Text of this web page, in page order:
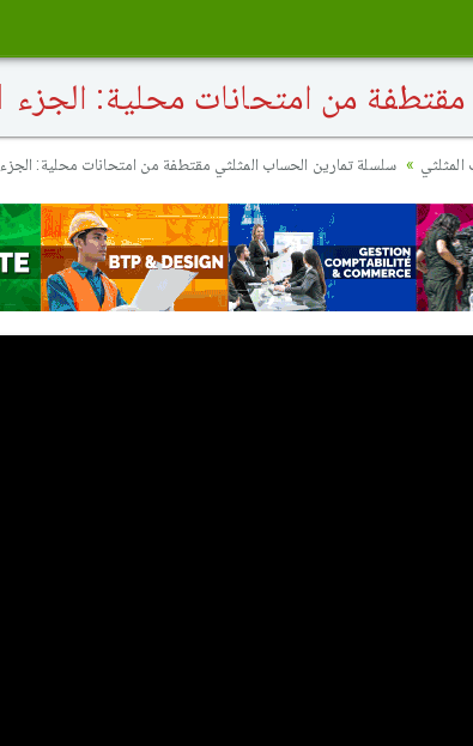
من امتحانات محلية: الجزء 1
سلسلة تمارين الحساب المثلثي مقتطفة من امتحانات محلية: الجزء 1